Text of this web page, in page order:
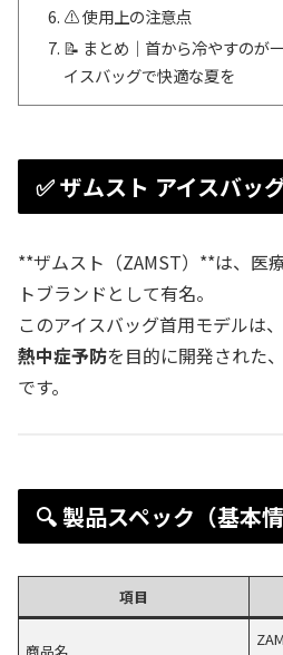
⚠ 使用上の注意点
📝 まとめ｜首から冷やすのが
イスバッグで快適な夏を
✅ ザムスト アイスバッ
**ザムスト（ZAMST）**は、医
トブランドとして有名。
このアイスバッグ首用モデルは、
熱中症予防を目的に開発された、
です。
🔍 製品スペック（基本情
項目